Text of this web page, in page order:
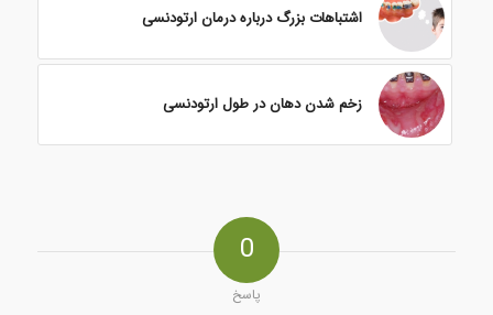
اشتباهات بزرگ درباره درمان ارتودنسی
زخم شدن دهان در طول ارتودنسی
0
پاسخ